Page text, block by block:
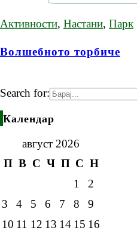
Активности, Настани, Парк
Волшебното торбиче
Search for:
Календар
август 2026
П В С Ч П С Н
1
2
3
4 5 6 7 8
9
10 11 12 13 14 15 16